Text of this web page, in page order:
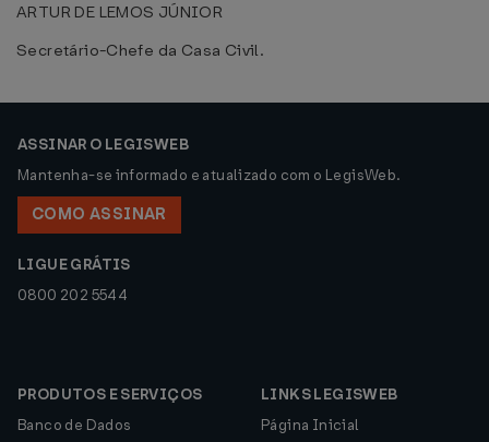
ARTUR DE LEMOS JÚNIOR
Secretário-Chefe da Casa Civil.
ASSINAR O LEGISWEB
Mantenha-se informado e atualizado com o LegisWeb.
COMO ASSINAR
LIGUE GRÁTIS
0800 202 5544
PRODUTOS E SERVIÇOS
Banco de Dados
LINKS LEGISWEB
Página Inicial